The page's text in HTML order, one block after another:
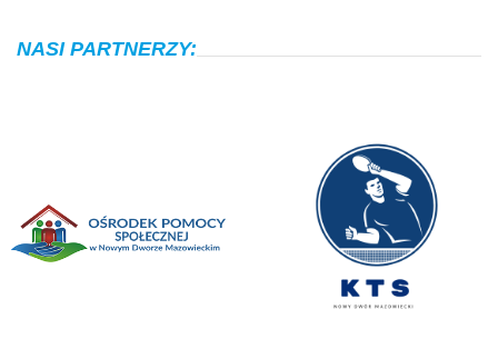
NASI PARTNERZY: